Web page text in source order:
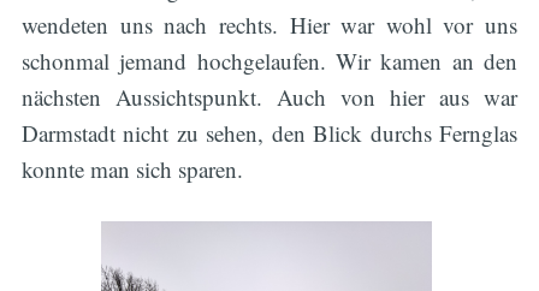
wendeten uns nach rechts. Hier war wohl vor uns
schonmal jemand hochgelaufen. Wir kamen an den
nächsten Aussichtspunkt. Auch von hier aus war
Darmstadt nicht zu sehen, den Blick durchs Fernglas
konnte man sich sparen.